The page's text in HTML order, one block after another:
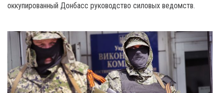
оккупированный Донбасс руководство силовых ведомств.